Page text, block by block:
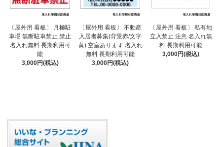
〔屋外用 看板〕 月極駐
車場 無断駐車禁止 禁止
名入れ無料 長期利用可
能
3,000円(税込)
〔屋外用 看板〕 不動産
入居者募集(背景赤/文字
黄) 空室あります 名入れ
無料 長期利用可能
3,000円(税込)
〔屋外用 看板〕 私有地
立入禁止 注意 名入れ無
料 長期利用可能
3,000円(税込)